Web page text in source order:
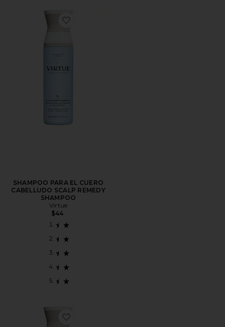
SHAMPOO PARA EL CUERO
CABELLUDO SCALP REMEDY
SHAMPOO
Virtue
$44
Favorite CHAMPÚ FULL